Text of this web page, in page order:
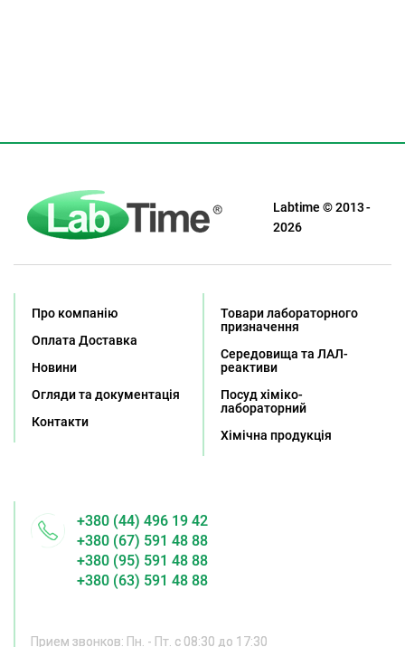
Labtime © 2013 -
2026
Про компанію
Оплата Доставка
Новини
Огляди та документація
Контакти
Товари лабораторного
призначення
Середовища та ЛАЛ-
реактиви
Посуд хіміко-
лабораторний
Хімічна продукція
+380 (44) 496 19 42
+380 (67) 591 48 88
+380 (95) 591 48 88
+380 (63) 591 48 88
Прием звонков: Пн. - Пт. с 08:30 до 17:30